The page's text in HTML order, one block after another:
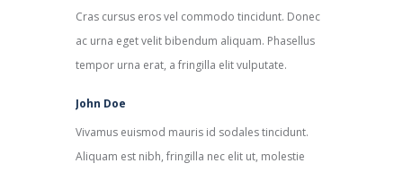
Cras cursus eros vel commodo tincidunt. Donec
ac urna eget velit bibendum aliquam. Phasellus
tempor urna erat, a fringilla elit vulputate.
John Doe
Vivamus euismod mauris id sodales tincidunt.
Aliquam est nibh, fringilla nec elit ut, molestie